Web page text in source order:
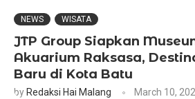
NEWS WISATA
JTP Group Siapkan
Akuarium Raksasa,
Baru di Kota Batu
by Redaksi Hai Malang March 10,